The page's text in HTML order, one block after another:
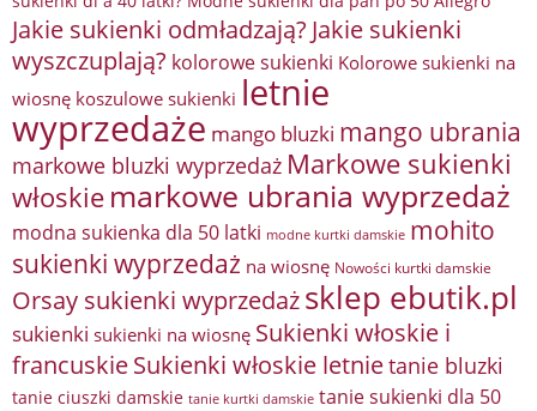
Jakie sukienki odmładzają? Jakie sukienki
wyszczuplają? kolorowe sukienki Kolorowe sukienki na
wiosnę koszulowe sukienki letnie
wyprzedaże mango bluzki mango ubrania
markowe bluzki wyprzedaż Markowe sukienki
włoskie markowe ubrania wyprzedaż
modna sukienka dla 50 latki modne kurtki damskie mohito
sukienki wyprzedaż na wiosnę Nowości kurtki damskie
Orsay sukienki wyprzedażsklep ebutik.pl
sukienki sukienki na wiosnę Sukienki włoskie i
francuskieSukienki włoskie letnietanie bluzki
tanie ciuszki damskie tanie kurtki damskie tanie sukienki dla 50